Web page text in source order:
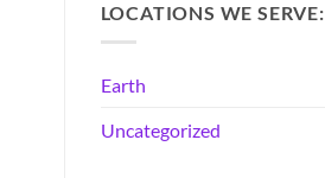
LOCATIONS WE SERVE:
Earth
Uncategorized